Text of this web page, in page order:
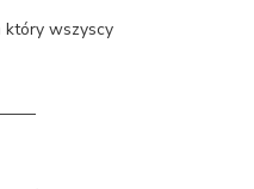
wszyscy